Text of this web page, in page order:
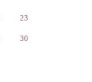
23
30